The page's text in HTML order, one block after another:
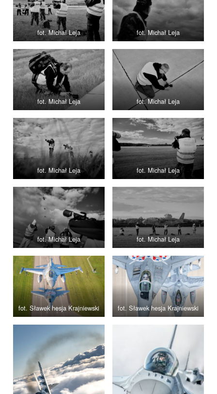
fot. Michał Leja fot. Michał Leja
fot. Michał Leja fot. Michał Leja
fot. Michał Leja fot. Michał Leja
fot. Michał Leja fot. Michał Leja
fot. Sławek hesja Krajniewski fot. Sławek hesja Krajniewski